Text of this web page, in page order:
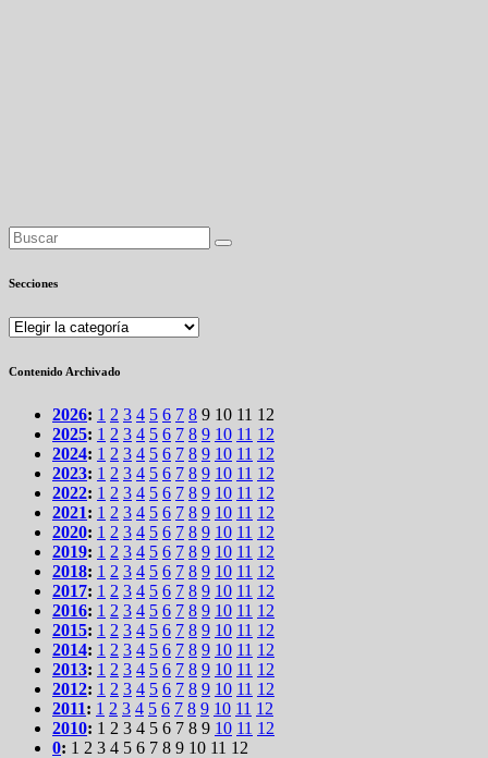
Secciones
Secciones
Contenido Archivado
2026: 1 2 3 4 5 6 7 8 9 10 11 12
2025: 1 2 3 4 5 6 7 8 9 10 11 12
2024: 1 2 3 4 5 6 7 8 9 10 11 12
2023: 1 2 3 4 5 6 7 8 9 10 11 12
2022: 1 2 3 4 5 6 7 8 9 10 11 12
2021: 1 2 3 4 5 6 7 8 9 10 11 12
2020: 1 2 3 4 5 6 7 8 9 10 11 12
2019: 1 2 3 4 5 6 7 8 9 10 11 12
2018: 1 2 3 4 5 6 7 8 9 10 11 12
2017: 1 2 3 4 5 6 7 8 9 10 11 12
2016: 1 2 3 4 5 6 7 8 9 10 11 12
2015: 1 2 3 4 5 6 7 8 9 10 11 12
2014: 1 2 3 4 5 6 7 8 9 10 11 12
2013: 1 2 3 4 5 6 7 8 9 10 11 12
2012: 1 2 3 4 5 6 7 8 9 10 11 12
2011: 1 2 3 4 5 6 7 8 9 10 11 12
2010: 1 2 3 4 5 6 7 8 9 10 11 12
0: 1 2 3 4 5 6 7 8 9 10 11 12